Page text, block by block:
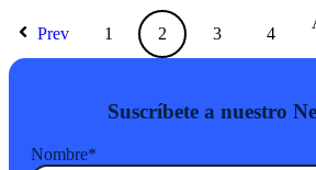
Prev 1 2 3 4
Suscríbete a nuestro
Nombre*